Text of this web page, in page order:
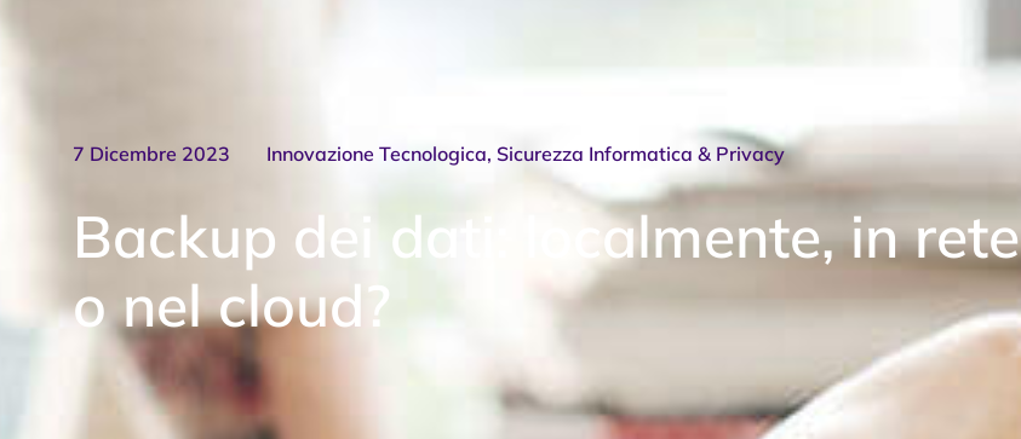
7 Dicembre 2023 Innovazione Tecnologica, Sicurezza Informatica & Privacy
Backup dei dati: localmente, in rete
o nel cloud?